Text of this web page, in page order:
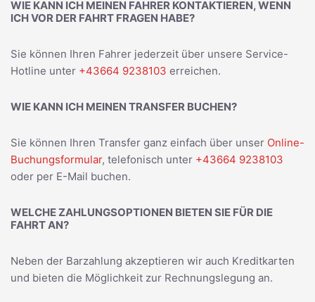
WIE KANN ICH MEINEN FAHRER KONTAKTIEREN, WENN
ICH VOR DER FAHRT FRAGEN HABE?
Sie können Ihren Fahrer jederzeit über unsere Service-
Hotline unter +43664 9238103 erreichen.
WIE KANN ICH MEINEN TRANSFER BUCHEN?
Sie können Ihren Transfer ganz einfach über unser Online-
Buchungsformular, telefonisch unter +43664 9238103
oder per E-Mail buchen.
WELCHE ZAHLUNGSOPTIONEN BIETEN SIE FÜR DIE
FAHRT AN?
Neben der Barzahlung akzeptieren wir auch Kreditkarten
und bieten die Möglichkeit zur Rechnungslegung an.